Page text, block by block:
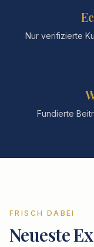
Nur verifizierte
Fundierte
FRISCH DABEI
Neueste